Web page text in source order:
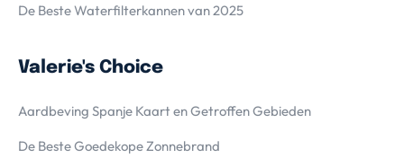
De Beste Waterfilterkannen van 2025
Valerie's Choice
Aardbeving Spanje Kaart en Getroffen Gebieden
De Beste Goedekope Zonnebrand